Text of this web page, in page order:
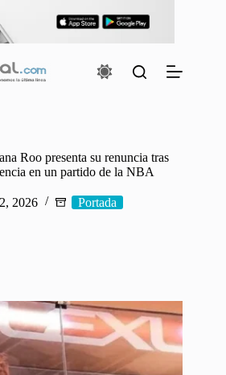
Roo presenta su renuncia tras
en un partido de la NBA
2026 Portada